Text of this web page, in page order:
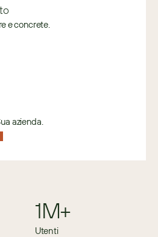
e concrete.
azienda.
1M+
Utenti